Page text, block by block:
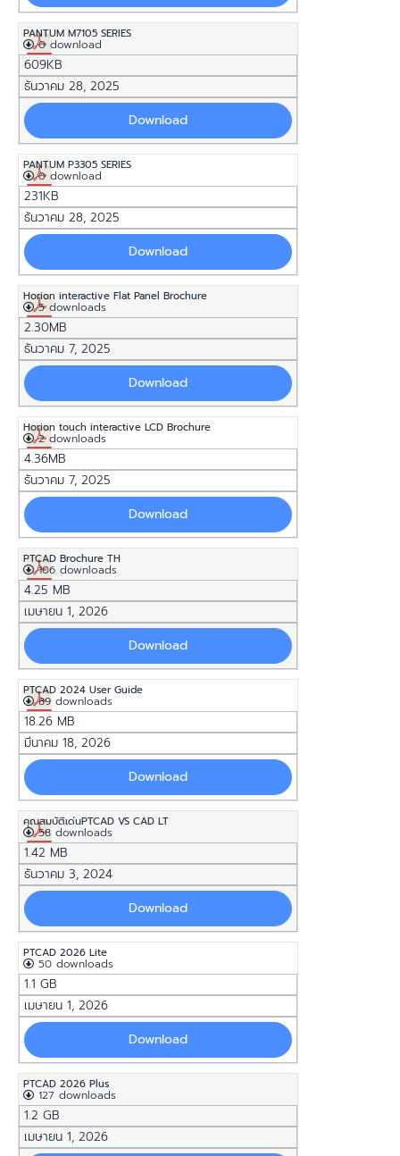
PANTUM M7105 SERIES
0 download
609KB
ธันวาคม 28, 2025
Download
PANTUM P3305 SERIES
0 download
231KB
ธันวาคม 28, 2025
Download
Horion interactive Flat Panel Brochure
5 downloads
2.30MB
ธันวาคม 7, 2025
Download
Horion touch interactive LCD Brochure
2 downloads
4.36MB
ธันวาคม 7, 2025
Download
PTCAD Brochure TH
106 downloads
4.25 MB
เมษายน 1, 2026
Download
PTCAD 2024 User Guide
89 downloads
18.26 MB
มีนาคม 18, 2026
Download
คุณสมบัติเด่นPTCAD VS CAD LT
58 downloads
1.42 MB
ธันวาคม 3, 2024
Download
PTCAD 2026 Lite
50 downloads
1.1 GB
เมษายน 1, 2026
Download
PTCAD 2026 Plus
127 downloads
1.2 GB
เมษายน 1, 2026